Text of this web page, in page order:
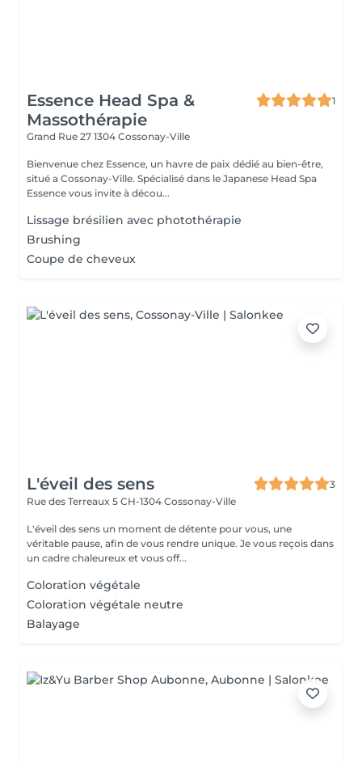
Essence Head Spa &
Massothérapie
1
Grand Rue 27 1304 Cossonay-Ville
Bienvenue chez Essence, un havre de paix dédié au bien-être,
situé a Cossonay-Ville. Spécialisé dans le Japanese Head Spa
Essence vous invite à décou...
Lissage brésilien avec photothérapie
Brushing
Coupe de cheveux
L'éveil des sens
3
Rue des Terreaux 5 CH-1304 Cossonay-Ville
L'éveil des sens un moment de détente pour vous, une
véritable pause, afin de vous rendre unique. Je vous reçois dans
un cadre chaleureux et vous off...
Coloration végétale
Coloration végétale neutre
Balayage